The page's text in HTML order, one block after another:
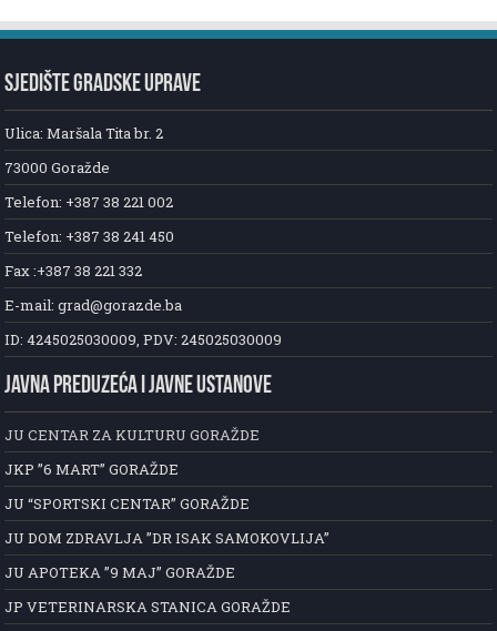
SJEDIŠTE GRADSKE UPRAVE
Ulica: Maršala Tita br. 2
73000 Goražde
Telefon: +387 38 221 002
Telefon: +387 38 241 450
Fax :+387 38 221 332
E-mail: grad@gorazde.ba
ID: 4245025030009, PDV: 245025030009
JAVNA PREDUZEĆA I JAVNE USTANOVE
JU CENTAR ZA KULTURU GORAŽDE
JKP ”6 MART” GORAŽDE
JU “SPORTSKI CENTAR” GORAŽDE
JU DOM ZDRAVLJA ”DR ISAK SAMOKOVLIJA”
JU APOTEKA ”9 MAJ” GORAŽDE
JP VETERINARSKA STANICA GORAŽDE